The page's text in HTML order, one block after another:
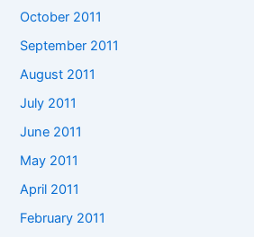
October 2011
September 2011
August 2011
July 2011
June 2011
May 2011
April 2011
February 2011